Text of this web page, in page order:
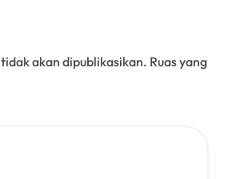
akan dipublikasikan. Ruas yang